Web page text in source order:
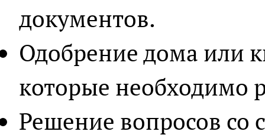
документов.
Одобрение дома или
которые необходимо
Решение вопросов со